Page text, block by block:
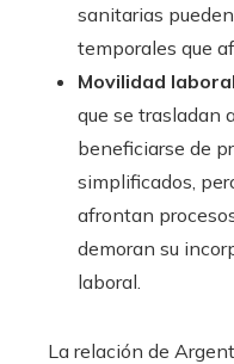
sanitarias
temporales que
Movilidad laboral
que se trasladan
beneficiarse de
simplificados,
afrontan
demoran su
laboral.
La relación de